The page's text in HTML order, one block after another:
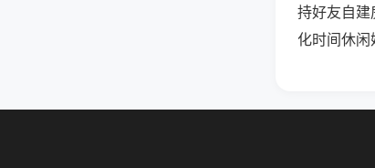
持好友自建
化时间休闲